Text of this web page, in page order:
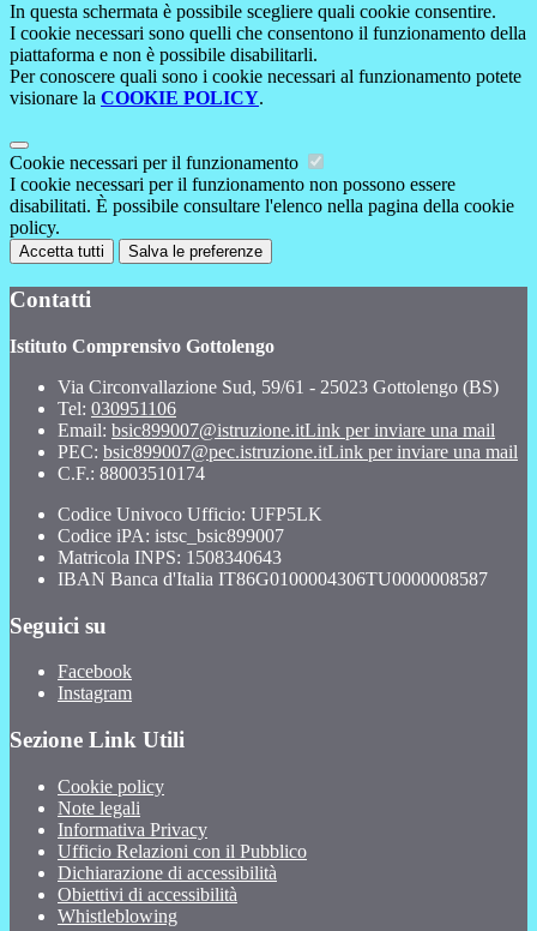
In questa schermata è possibile scegliere quali cookie consentire.
I cookie necessari sono quelli che consentono il funzionamento della
piattaforma e non è possibile disabilitarli.
Per conoscere quali sono i cookie necessari al funzionamento potete
visionare la COOKIE POLICY.
Cookie necessari per il funzionamento
I cookie necessari per il funzionamento non possono essere
disabilitati. È possibile consultare l'elenco nella pagina della cookie
policy.
Accetta tutti Salva le preferenze
Contatti
Istituto Comprensivo Gottolengo
Via Circonvallazione Sud, 59/61 - 25023 Gottolengo (BS)
Tel: 030951106
Email: bsic899007@istruzione.itLink per inviare una mail
PEC: bsic899007@pec.istruzione.itLink per inviare una mail
C.F.: 88003510174
Codice Univoco Ufficio: UFP5LK
Codice iPA: istsc_bsic899007
Matricola INPS: 1508340643
IBAN Banca d'Italia IT86G0100004306TU0000008587
Seguici su
Facebook
Instagram
Sezione Link Utili
Cookie policy
Note legali
Informativa Privacy
Ufficio Relazioni con il Pubblico
Dichiarazione di accessibilità
Obiettivi di accessibilità
Whistleblowing